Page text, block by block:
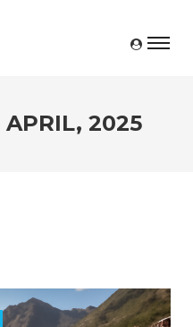
APRIL, 2025